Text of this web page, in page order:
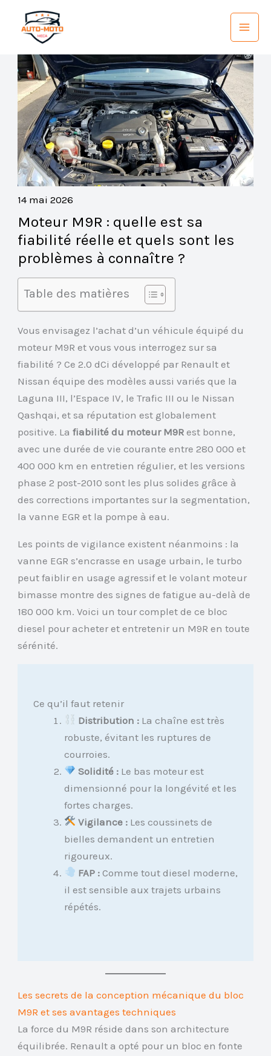
contenu
14 mai 2026
Moteur M9R : quelle est sa
fiabilité réelle et quels sont les
problèmes à connaître ?
Table des matières
Vous envisagez l’achat d’un véhicule équipé du
moteur M9R et vous vous interrogez sur sa
fiabilité ? Ce 2.0 dCi développé par Renault et
Nissan équipe des modèles aussi variés que la
Laguna III, l’Espace IV, le Trafic III ou le Nissan
Qashqai, et sa réputation est globalement
positive. Lafiabilité du moteur M9R est bonne,
avec une durée de vie courante entre 280 000 et
400 000 km en entretien régulier, et les versions
phase 2 post-2010 sont les plus solides grâce à
des corrections importantes sur la segmentation,
la vanne EGR et la pompe à eau.
Les points de vigilance existent néanmoins : la
vanne EGR s’encrasse en usage urbain, le turbo
peut faiblir en usage agressif et le volant moteur
bimasse montre des signes de fatigue au-delà de
180 000 km. Voici un tour complet de ce bloc
diesel pour acheter et entretenir un M9R en toute
sérénité.
Ce qu’il faut retenir
Distribution : La chaîne est très
robuste, évitant les ruptures de
courroies.
Solidité : Le bas moteur est
dimensionné pour la longévité et les
fortes charges.
Vigilance : Les coussinets de
bielles demandent un entretien
rigoureux.
FAP : Comme tout diesel moderne,
il est sensible aux trajets urbains
répétés.
Les secrets de la conception mécanique du bloc
M9R et ses avantages techniques
La force du M9R réside dans son architecture
équilibrée. Renault a opté pour un bloc en fonte